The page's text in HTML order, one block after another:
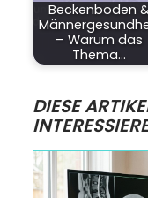
Beckenboden
– Warum das
Thema…
DIESE